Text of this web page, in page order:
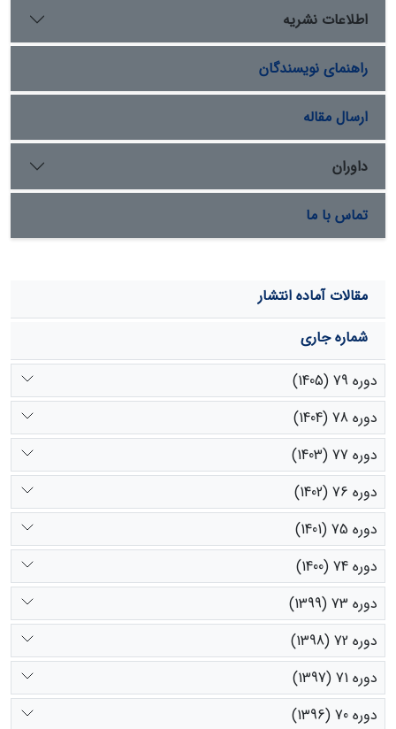
نتایج به‌دست‌آمده از آنالیز واریانس و آزمون توکی‏ با استفاده
از نرم‌افزار Minitab نشان داد که، با کاهش تراکم گیاهان
خزه‏ای، تولید رسوب و، به دنبال آن، فرسایش ویژه نیز
افزایش می‏یابد و بین چهار تراکم خزه و دو شدت آب در سطح
95% تفاوت معنی‏دار وجود دارد، اما در خصوص میزان
نفوذپذیری بین تیمارهای مختلف اختلاف معنی‌‏داری مشاهده
نشد.
اطلاعات نشریه
راهنمای نویسندگان
ارسال مقاله
داوران
تماس با ما
مقالات آماده انتشار
شماره جاری
دوره 79 (1405)
دوره 78 (1404)
دوره 77 (1403)
دوره 76 (1402)
دوره 75 (1401)
دوره 74 (1400)
دوره 73 (1399)
دوره 72 (1398)
دوره 71 (1397)
دوره 70 (1396)